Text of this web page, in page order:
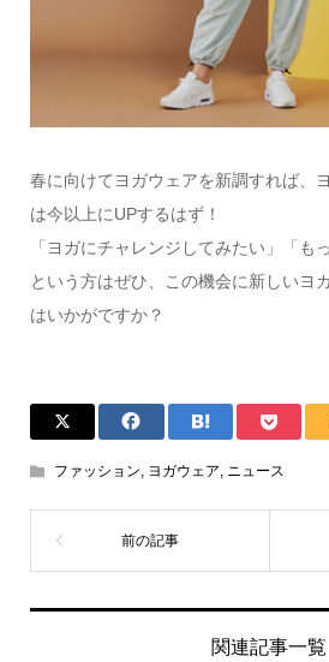
春に向けてヨガウェアを新調すれば、
は今以上にUPするはず！
「ヨガにチャレンジしてみたい」「も
という方はぜひ、この機会に新しいヨ
はいかがですか？
ファッション, ヨガウェア, ニュース
関連記事一覧